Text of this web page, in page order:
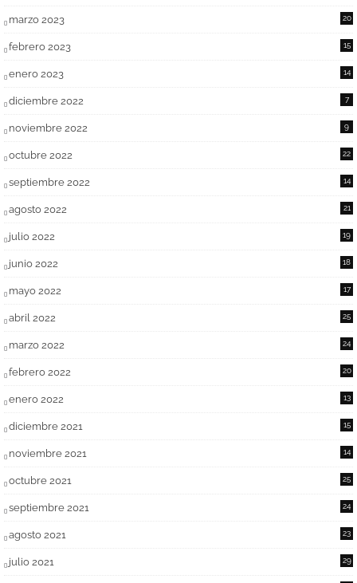
marzo 2023 20
febrero 2023 15
enero 2023 14
diciembre 2022 7
noviembre 2022 9
octubre 2022 22
septiembre 2022 14
agosto 2022 21
julio 2022 19
junio 2022 18
mayo 2022 17
abril 2022 25
marzo 2022 24
febrero 2022 20
enero 2022 13
diciembre 2021 15
noviembre 2021 14
octubre 2021 25
septiembre 2021 24
agosto 2021 23
julio 2021 29